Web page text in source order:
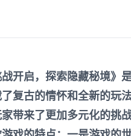
开启，探索隐藏秘境》
复古的情怀和全新的玩
带来了更加多元化的挑